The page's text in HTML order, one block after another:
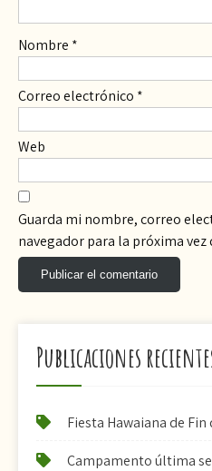
Nombre *
Correo electrónico *
Web
Guarda mi nombre, correo
navegador para la próxima vez
Publicaciones
Fiesta Hawaiana de
Campamento última